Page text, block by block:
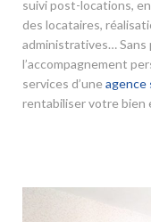
suivi post-locations,
des locataires,
administratives… Sans
l’accompagnement
services d’une agence
rentabiliser votre bien